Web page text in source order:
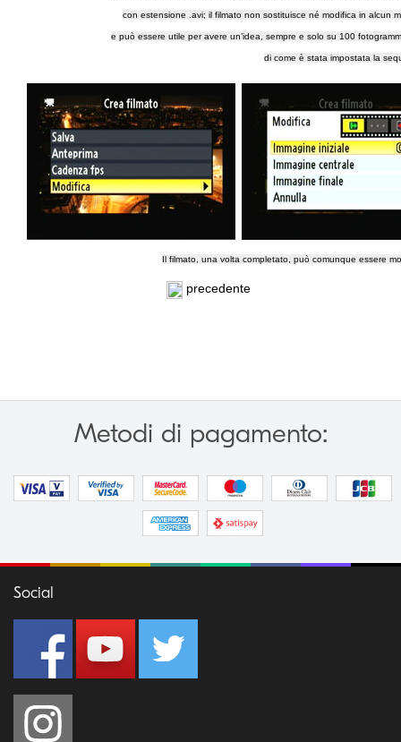
con estensione .avi; il filmato non sostituisce né modifica in alcun
e può essere utile per avere un’idea, sempre e solo su 100
di come è stata impostata la
Il filmato, una volta completato, può comunque essere
precedente
Metodi di pagamento:
Social